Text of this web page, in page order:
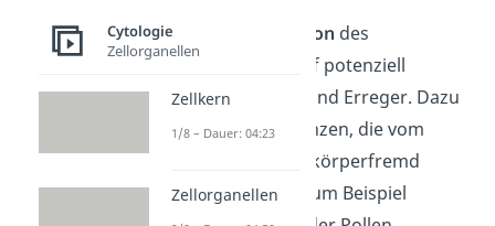
Das ist eine
Reaktion des
Immunsystems auf potenziell
schädliche Stoffe und Erreger. Dazu
zählen alle Substanzen, die vom
Immunsystem als körperfremd
erkannt werden, zum Beispiel
Cytologie
Zellorganellen
Zellkern
1/8 – Dauer: 04:23
Zellorganellen